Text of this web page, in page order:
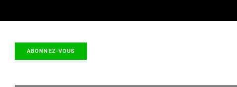
ABONNEZ-VOUS